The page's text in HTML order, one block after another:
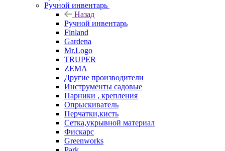
Ручной инвентарь
Назад
Ручной инвентарь
Finland
Gardena
Mr.Logo
TRUPER
ZEMA
Другие производители
Инструменты садовые
Парники , крепления
Опрыскиватель
Перчатки,кисть
Сетка,укрывной материал
Фискарс
Greenworks